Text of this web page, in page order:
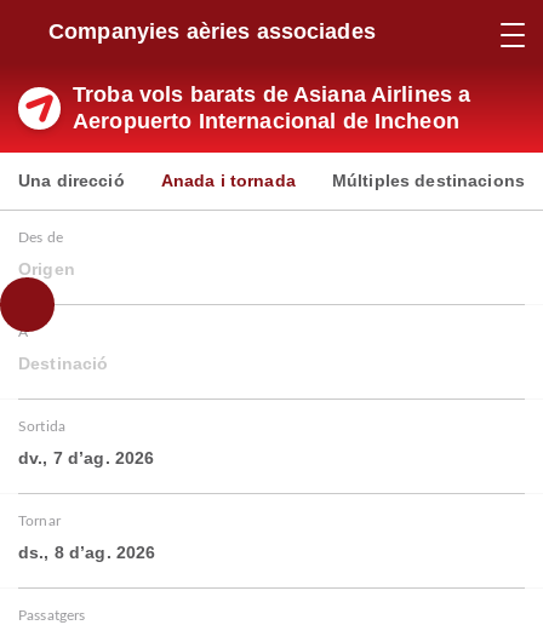
Companyies aèries associades
Troba vols barats de Asiana Airlines a
Aeropuerto Internacional de Incheon
Una direcció Anada i tornada Múltiples destinacions
Des de
Origen
A
Destinació
Sortida
dv., 7 d’ag. 2026
Tornar
ds., 8 d’ag. 2026
Passatgers